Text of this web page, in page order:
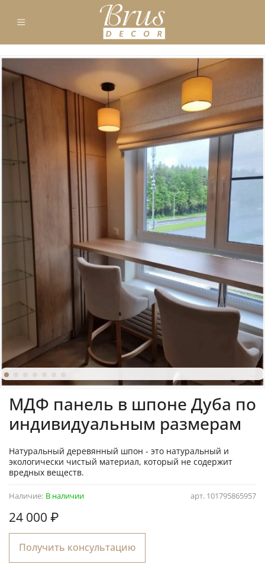
арт. 101795865957
Наличие: В наличии
МДФ панель в шпоне Дуба по
индивидуальным размерам
24 000 ₽
Получить консультацию
Натуральный деревянный шпон - это натуральный и
экологически чистый материал, который не содержит
вредных веществ.